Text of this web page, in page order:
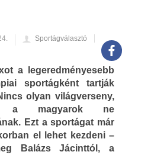
Sportágválasztó
a legeredményesebb
sportágként tartják
olyan világverseny,
a magyarok ne
Ezt a sportágat már
el lehet kezdeni –
Balázs Jácinttól, a